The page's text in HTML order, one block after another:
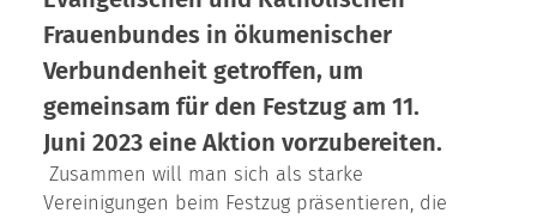
Frauenbundes in ökumenischer
Verbundenheit getroffen, um
gemeinsam für den Festzug am 11.
Juni 2023 eine Aktion vorzubereiten.
Zusammen will man sich als starke
Vereinigungen beim Festzug präsentieren, die